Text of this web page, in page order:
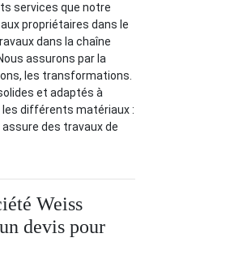
services que notre
propriétaires dans le
dans la chaîne
assurons par la
les transformations.
et adaptés à
différents matériaux :
des travaux de
Weiss
devis pour